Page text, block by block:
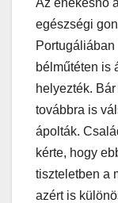
egészségi
bélműtéten is
helyezték.
továbbra is
ápolták.
kérte, hogy
tiszteletben a
azért is